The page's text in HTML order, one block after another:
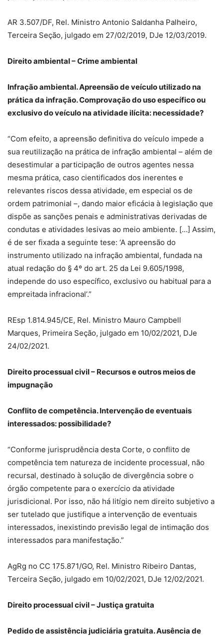
AR 3.507/DF, Rel. Ministro Antonio Saldanha Palheiro,
Terceira Seção, julgado em 27/02/2019, DJe 12/03/2019.
Direito ambiental – Crime ambiental
Infração ambiental. Apreensão de veículo utilizado na
prática da infração. Comprovação do uso específico ou
exclusivo do veículo na atividade ilícita: necessidade?
“Com efeito, a apreensão definitiva do veículo impede a
sua reutilização na prática de infração ambiental – além de
desestimular a participação de outros agentes nessa
mesma prática, caso cientificados dos inerentes e
relevantes riscos dessa atividade, em especial os de
ordem patrimonial –, dando maior eficácia à legislação que
dispõe as sanções penais e administrativas derivadas de
condutas e atividades lesivas ao meio ambiente. […] Assim,
é de ser fixada a seguinte tese: ‘A apreensão do
instrumento utilizado na infração ambiental, fundada na
atual redação do § 4º do art. 25 da Lei 9.605/1998,
independe do uso específico, exclusivo ou habitual para a
empreitada infracional’.”
REsp 1.814.945/CE, Rel. Ministro Mauro Campbell
Marques, Primeira Seção, julgado em 10/02/2021, DJe
24/02/2021.
Direito processual civil – Recursos e outros meios de
impugnação
Conflito de competência. Intervenção de eventuais
interessados: possibilidade?
“Conforme jurisprudência desta Corte, o conflito de
competência tem natureza de incidente processual, não
recursal, destinado à solução de divergência sobre o
órgão competente para o exercício da atividade
jurisdicional. Por isso, não há litígio nem direito subjetivo a
ser tutelado que justifique a intervenção de eventuais
interessados, inexistindo previsão legal de intimação dos
interessados para manifestação.”
AgRg no CC 175.871/GO, Rel. Ministro Ribeiro Dantas,
Terceira Seção, julgado em 10/02/2021, DJe 12/02/2021.
Direito processual civil – Justiça gratuita
Pedido de assistência judiciária gratuita. Ausência de